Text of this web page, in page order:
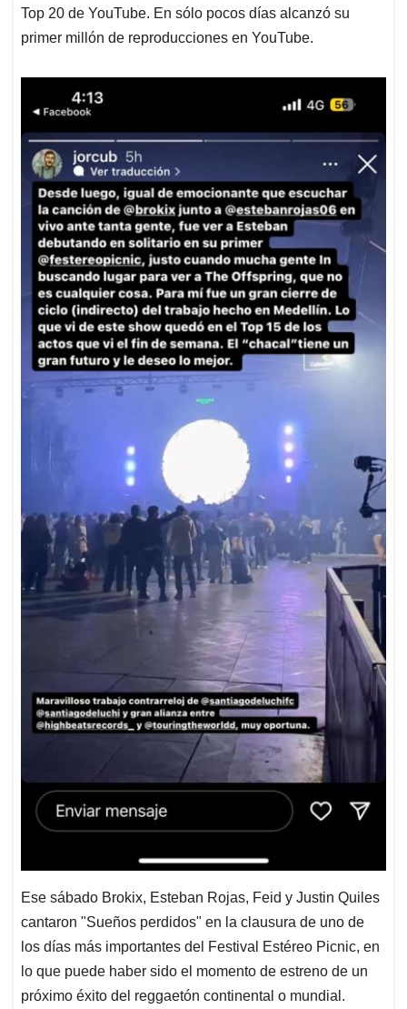
Top 20 de YouTube. En sólo pocos días alcanzó su
primer millón de reproducciones en YouTube.
Ese sábado Brokix, Esteban Rojas, Feid y Justin Quiles
cantaron "Sueños perdidos" en la clausura de uno de
los días más importantes del Festival Estéreo Picnic, en
lo que puede haber sido el momento de estreno de un
próximo éxito del reggaetón continental o mundial.